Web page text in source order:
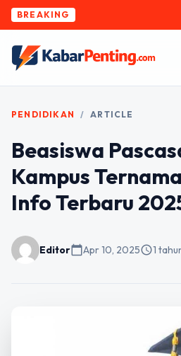
BREAKING
PENDIDIKAN / ARTICLE
Beasiswa
Kampus
Info Terbaru
Editorcalendar_todayApr 10, 2025schedule1